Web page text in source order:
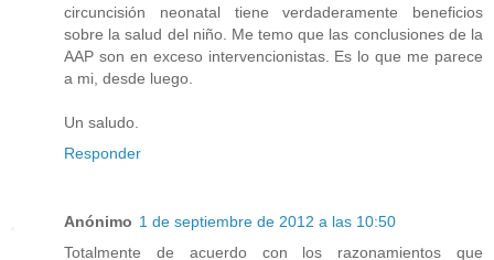
circuncisión neonatal tiene verdaderamente beneficios
sobre la salud del niño. Me temo que las conclusiones de la
AAP son en exceso intervencionistas. Es lo que me parece
a mi, desde luego.
Un saludo.
Responder
Anónimo 1 de septiembre de 2012 a las 10:50
Totalmente de acuerdo con los razonamientos que